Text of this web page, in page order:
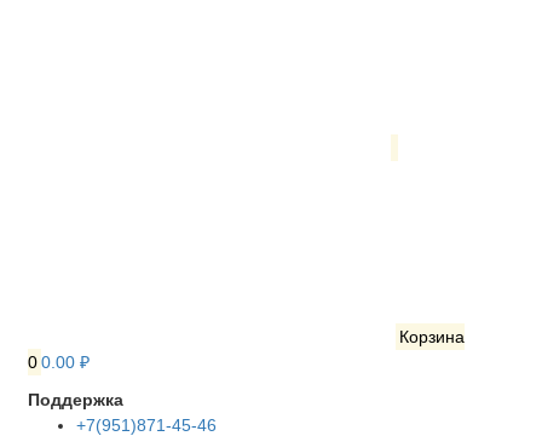
Корзина
00.00 ₽
Поддержка
+7(951)871-45-46